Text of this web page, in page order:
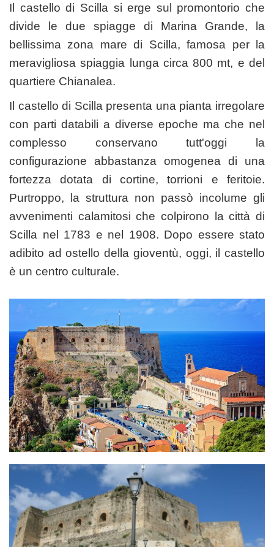
Il castello di Scilla si erge sul promontorio che
divide le due spiagge di Marina Grande, la
bellissima zona mare di Scilla, famosa per la
meravigliosa spiaggia lunga circa 800 mt, e del
quartiere Chianalea.
Il castello di Scilla presenta una pianta irregolare
con parti databili a diverse epoche ma che nel
complesso conservano tutt'oggi la
configurazione abbastanza omogenea di una
fortezza dotata di cortine, torrioni e feritoie.
Purtroppo, la struttura non passò incolume gli
avvenimenti calamitosi che colpirono la città di
Scilla nel 1783 e nel 1908. Dopo essere stato
adibito ad ostello della gioventù, oggi, il castello
è un centro culturale.